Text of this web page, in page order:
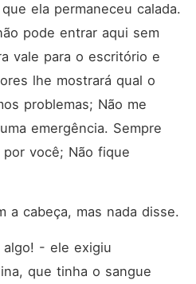
ela permaneceu calada.
pode entrar aqui sem
vale para o escritório e
lhe mostrará qual o
problemas; Não me
emergência. Sempre
você; Não fique
algo! - ele exigiu
que tinha o sangue